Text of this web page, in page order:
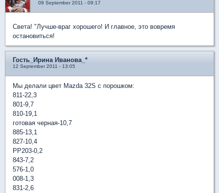
09 September 2011 - 09:17
Света! "Лучше-враг хорошего! И главное, это вовремя
остановиться!
Гость_Ирина Иванова_*
12 September 2011 - 13:05
Мы делали цвет Mazda 32S с порошком:
811-22,3
801-9,7
810-19,1
готовая черная-10,7
885-13,1
827-10,4
РР203-0,2
843-7,2
576-1,0
008-1,3
831-2,6